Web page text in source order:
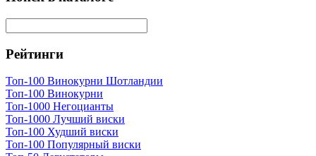
Рейтинги
Топ-100 Винокурни Шотландии
Топ-100 Винокурни
Топ-1000 Негоцианты
Топ-1000 Лучший виски
Топ-100 Худший виски
Топ-100 Популярный виски